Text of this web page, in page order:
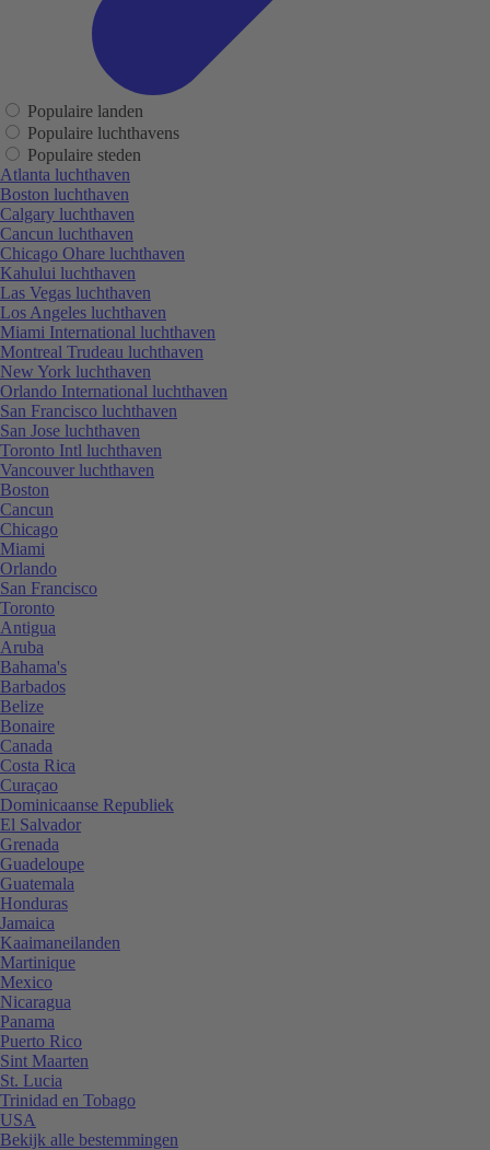
Populaire landen
Populaire luchthavens
Populaire steden
Atlanta luchthaven
Boston luchthaven
Calgary luchthaven
Cancun luchthaven
Chicago Ohare luchthaven
Kahului luchthaven
Las Vegas luchthaven
Los Angeles luchthaven
Miami International luchthaven
Montreal Trudeau luchthaven
New York luchthaven
Orlando International luchthaven
San Francisco luchthaven
San Jose luchthaven
Toronto Intl luchthaven
Vancouver luchthaven
Boston
Cancun
Chicago
Miami
Orlando
San Francisco
Toronto
Antigua
Aruba
Bahama's
Barbados
Belize
Bonaire
Canada
Costa Rica
Curaçao
Dominicaanse Republiek
El Salvador
Grenada
Guadeloupe
Guatemala
Honduras
Jamaica
Kaaimaneilanden
Martinique
Mexico
Nicaragua
Panama
Puerto Rico
Sint Maarten
St. Lucia
Trinidad en Tobago
USA
Bekijk alle bestemmingen